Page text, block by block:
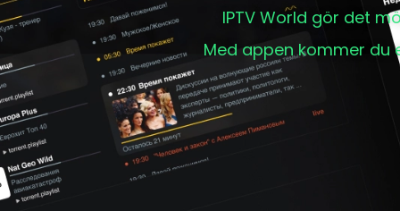
IPTV World gör det
Med appen kommer du